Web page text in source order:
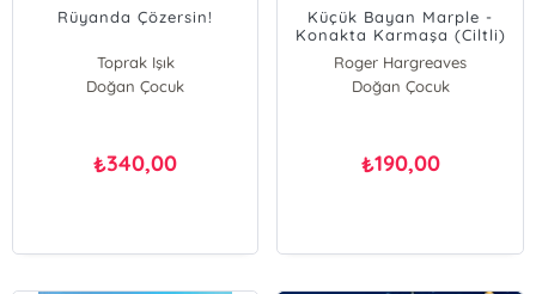
Rüyanda Çözersin!
Toprak Işık
Doğan Çocuk
₺340,00
Küçük Bayan Marple -
Konakta Karmaşa (Ciltli)
Roger Hargreaves
Agatha Christie
Doğan Çocuk
₺190,00